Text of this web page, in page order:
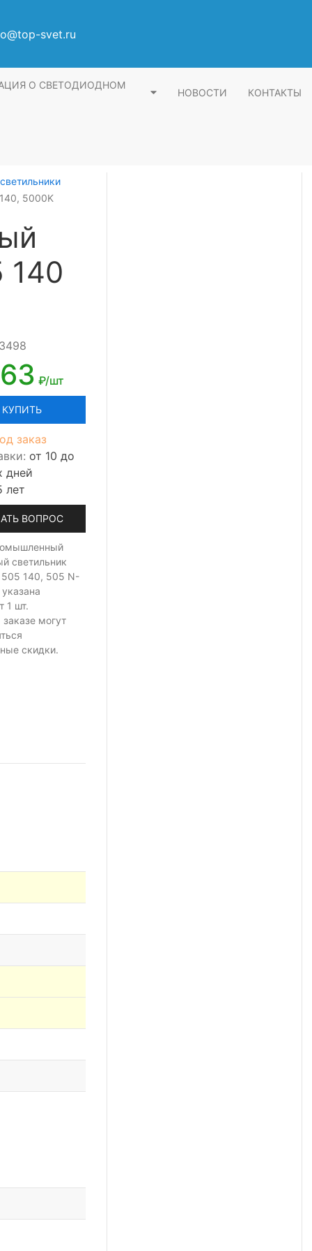
svet.ru
О СВЕТОДИОДНОМ
НОВОСТИ КОНТАКТЫ
5000K
140
₽/шт
КУПИТЬ
заказ
от 10 до
дней
лет
ВОПРОС
светильник
505 140, 505 N-
1 шт.
могут
скидки.